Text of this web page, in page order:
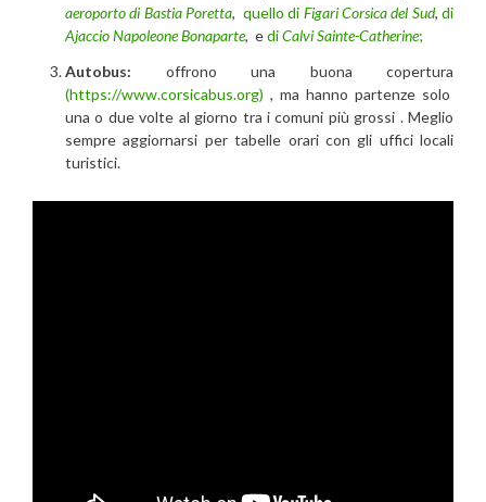
aeroporto di Bastia Poretta, quello di Figari Corsica del Sud,di
Ajaccio Napoleone Bonaparte, ediCalvi Sainte-Catherine;
Autobus: offrono una buona copertura
(https://www.corsicabus.org) , ma hanno partenze solo
una o due volte al giorno tra i comuni più grossi . Meglio
sempre aggiornarsi per tabelle orari con gli uffici locali
turistici.